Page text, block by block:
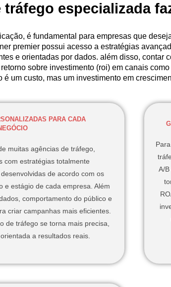
especializada
é fundamental para empresas que
premier possui acesso a estratégias
e orientadas por dados. além disso, contar
sobre investimento (roi) em canais
um custo, mas um investimento em
PARA CADA
muitas agências de tráfego,
com estratégias totalmente
de acordo com os
e estágio de cada empresa. Além
comportamento do público e
criar campanhas mais eficientes.
de tráfego se torna mais precisa,
a resultados reais.
A/